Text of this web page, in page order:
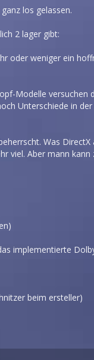
los gelassen.
2 lager gibt:
oder weniger ein
Modelle versuchen
Unterschiede in
Was DirectX
viel. Aber mann kann
implementierte
beim ersteller)